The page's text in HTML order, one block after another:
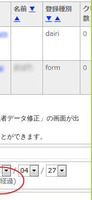
データ修正」の画面が出
ができます。